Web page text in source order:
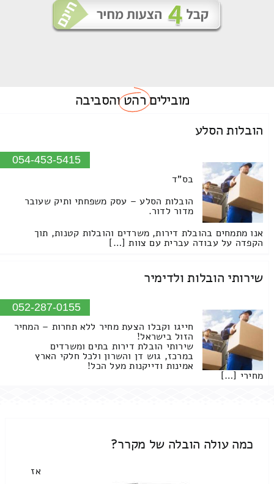
מוביליםרהטוהסביבה
הובלות הסלע
054-453-5415
בס"ד
הובלות הסלע – עסק משפחתי ותיק שעובר
מדור לדור.
אנו מתמחים בהובלת דירות, משרדים והובלות קטנות, תוך
הקפדה על עבודה עברית עם צוות […]
שירותי הובלות ולדימיר
052-287-0155
חייגו וקבלו הצעת מחיר ללא תחרות – המחיר
הזול בישראל!
שירותי הובלת דירות בתים ומשרדים
במרכז, גוש דן והשרון ולכל חלקי הארץ
אמינות ודייקנות מעל הכל!
מחירי […]
כמה עולה הובלה של מקרר?
אז